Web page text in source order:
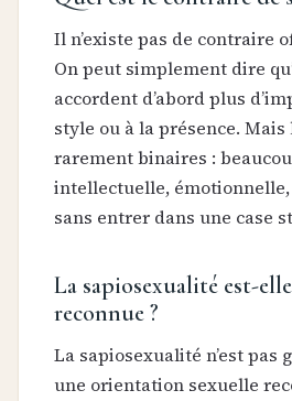
Il n’existe pas de contraire
On peut simplement dire
accordent d’abord plus
style ou à la présence.
rarement binaires :
intellectuelle,
sans entrer dans une case
La sapiosexualité est-
reconnue ?
La sapiosexualité n’est
une orientation sexuelle